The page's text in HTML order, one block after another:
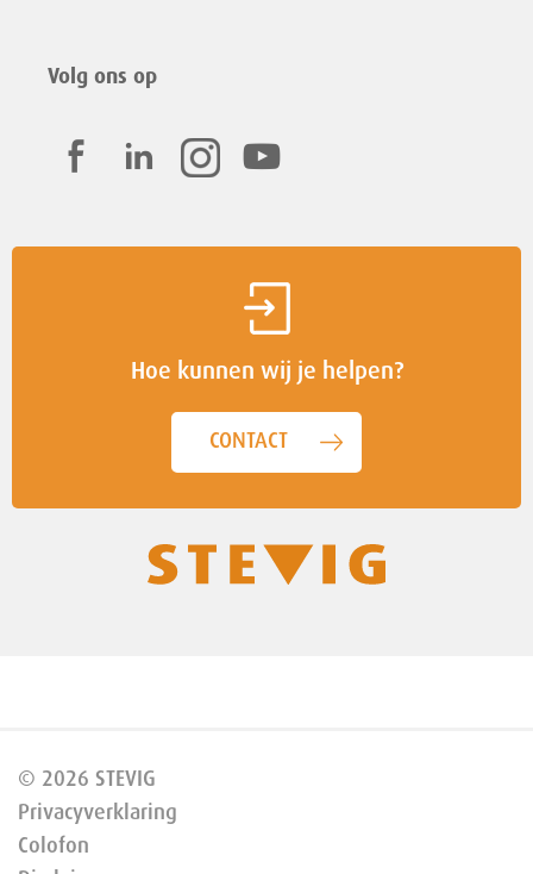
Volg ons op
Hoe kunnen wij je helpen?
CONTACT
© 2026 STEVIG
Privacyverklaring
Colofon